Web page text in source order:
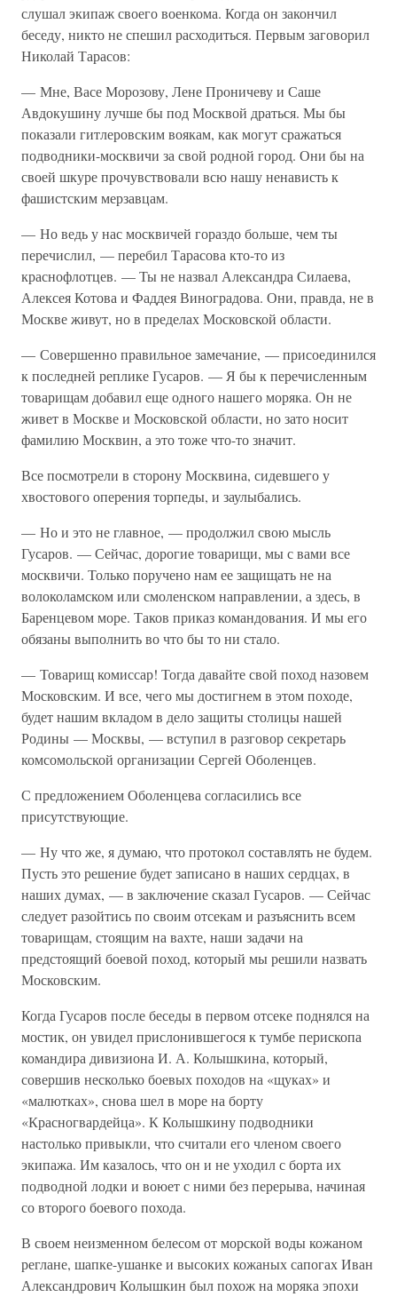
слушал экипаж своего военкома. Когда он закончил
беседу, никто не спешил расходиться. Первым заговорил
Николай Тарасов:
— Мне, Васе Морозову, Лене Проничеву и Саше
Авдокушину лучше бы под Москвой драться. Мы бы
показали гитлеровским воякам, как могут сражаться
подводники-москвичи за свой родной город. Они бы на
своей шкуре прочувствовали всю нашу ненависть к
фашистским мерзавцам.
— Но ведь у нас москвичей гораздо больше, чем ты
перечислил, — перебил Тарасова кто-то из
краснофлотцев. — Ты не назвал Александра Силаева,
Алексея Котова и Фаддея Виноградова. Они, правда, не в
Москве живут, но в пределах Московской области.
— Совершенно правильное замечание, — присоединился
к последней реплике Гусаров. — Я бы к перечисленным
товарищам добавил еще одного нашего моряка. Он не
живет в Москве и Московской области, но зато носит
фамилию Москвин, а это тоже что-то значит.
Все посмотрели в сторону Москвина, сидевшего у
хвостового оперения торпеды, и заулыбались.
— Но и это не главное, — продолжил свою мысль
Гусаров. — Сейчас, дорогие товарищи, мы с вами все
москвичи. Только поручено нам ее защищать не на
волоколамском или смоленском направлении, а здесь, в
Баренцевом море. Таков приказ командования. И мы его
обязаны выполнить во что бы то ни стало.
— Товарищ комиссар! Тогда давайте свой поход назовем
Московским. И все, чего мы достигнем в этом походе,
будет нашим вкладом в дело защиты столицы нашей
Родины — Москвы, — вступил в разговор секретарь
комсомольской организации Сергей Оболенцев.
С предложением Оболенцева согласились все
присутствующие.
— Ну что же, я думаю, что протокол составлять не будем.
Пусть это решение будет записано в наших сердцах, в
наших думах, — в заключение сказал Гусаров. — Сейчас
следует разойтись по своим отсекам и разъяснить всем
товарищам, стоящим на вахте, наши задачи на
предстоящий боевой поход, который мы решили назвать
Московским.
Когда Гусаров после беседы в первом отсеке поднялся на
мостик, он увидел прислонившегося к тумбе перископа
командира дивизиона И. А. Колышкина, который,
совершив несколько боевых походов на «щуках» и
«малютках», снова шел в море на борту
«Красногвардейца». К Колышкину подводники
настолько привыкли, что считали его членом своего
экипажа. Им казалось, что он и не уходил с борта их
подводной лодки и воюет с ними без перерыва, начиная
со второго боевого похода.
В своем неизменном белесом от морской воды кожаном
реглане, шапке-ушанке и высоких кожаных сапогах Иван
Александрович Колышкин был похож на моряка эпохи